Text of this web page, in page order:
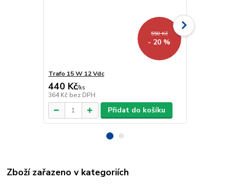
550 Kč
- 20 %
Trafo 15 W 12 Vdc
440 Kč/ks
364 Kč bez DPH
Přidat do košíku
Zboží zařazeno v kategoriích